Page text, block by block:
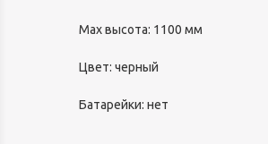
Max высота: 1100 мм
Цвет: черный
Батарейки: нет